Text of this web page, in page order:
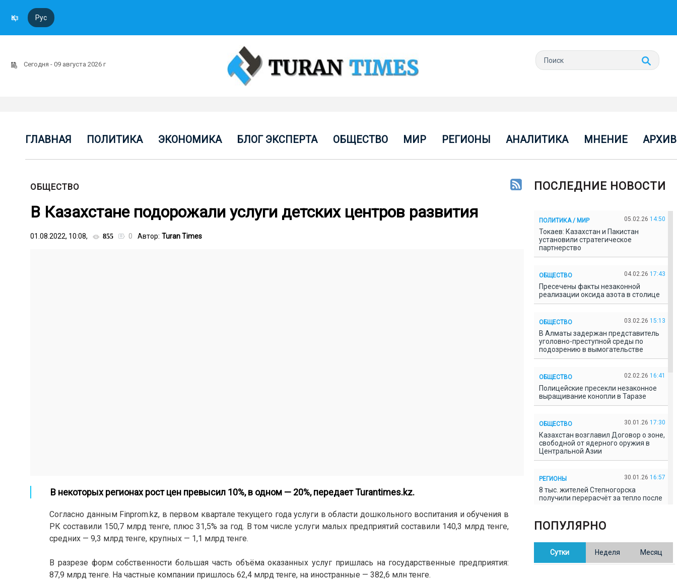
Қаз Рус
Сегодня - 09 августа 2026 г
ГЛАВНАЯ ПОЛИТИКА ЭКОНОМИКА БЛОГ ЭКСПЕРТА ОБЩЕСТВО МИР РЕГИОНЫ АНАЛИТИКА МНЕНИЕ АРХИВ
ОБЩЕСТВО
В Казахстане подорожали услуги детских центров развития
01.08.2022, 10:08, 855 0 Автор: Turan Times
В некоторых регионах рост цен превысил 10%, в одном — 20%, передаетTurantimes.kz.
Согласно данным Finprom.kz, в первом квартале текущего года услуги в области дошкольного воспитания и обучения в
РК составили 150,7 млрд тенге, плюс 31,5% за год. В том числе услуги малых предприятий составили 140,3 млрд тенге,
средних — 9,3 млрд тенге, крупных — 1,1 млрд тенге.
В разрезе форм собственности большая часть объёма оказанных услуг пришлась на государственные предприятия:
87,9 млрд тенге. На частные компании пришлось 62,4 млрд тенге, на иностранные — 382,6 млн тенге.
ПОСЛЕДНИЕ НОВОСТИ
ПОЛИТИКА / МИР 05.02.26 14:50
Токаев: Казахстан и Пакистан
установили стратегическое
партнерство
ОБЩЕСТВО 04.02.26 17:43
Пресечены факты незаконной
реализации оксида азота в столице
ОБЩЕСТВО 03.02.26 15:13
В Алматы задержан представитель
уголовно-преступной среды по
подозрению в вымогательстве
ОБЩЕСТВО 02.02.26 16:41
Полицейские пресекли незаконное
выращивание конопли в Таразе
ОБЩЕСТВО 30.01.26 17:30
Казахстан возглавил Договор о зоне,
свободной от ядерного оружия в
Центральной Азии
РЕГИОНЫ 30.01.26 16:57
8 тыс. жителей Степногорска
получили перерасчёт за тепло после
В Казахстане готовят новую
редакцию Конституции: меняется
ПОПУЛЯРНО
Сутки Неделя Месяц